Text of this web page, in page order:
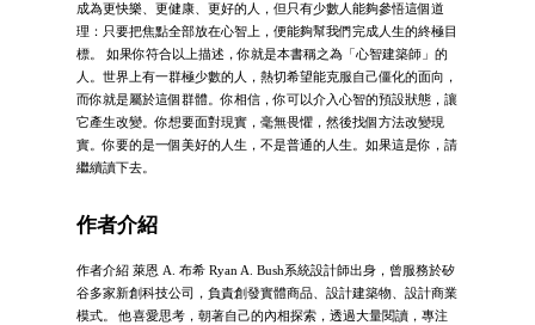
成為更快樂、更健康、更好的人，但只有少數人能夠參悟這個道
理：只要把焦點全部放在心智上，便能夠幫我們完成人生的終極目
標。 如果你符合以上描述，你就是本書稱之為「心智建築師」的
人。世界上有一群極少數的人，熱切希望能克服自己僵化的面向，
而你就是屬於這個群體。你相信，你可以介入心智的預設狀態，讓
它產生改變。你想要面對現實，毫無畏懼，然後找個方法改變現
實。你要的是一個美好的人生，不是普通的人生。如果這是你，請
繼續讀下去。
作者介紹
作者介紹 萊恩 A. 布希 Ryan A. Bush系統設計師出身，曾服務於矽
谷多家新創科技公司，負責創發實體商品、設計建築物、設計商業
模式。 他喜愛思考，朝著自己的內相探索，透過大量閱讀，專注